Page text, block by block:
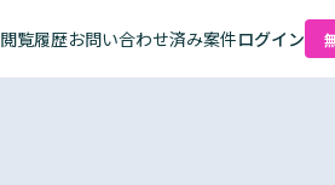
閲覧履歴お問い合わせ済み案件ログイン